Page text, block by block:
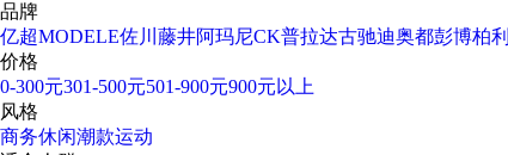
品牌
亿超MODELE佐川藤井阿玛尼CK普拉达古驰迪奥都彭博柏利
价格
0-300元301-500元501-900元900元以上
风格
商务休闲潮款运动